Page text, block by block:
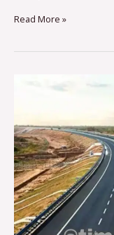
Read More »
में
फोरलेन
सडक़ों
का
नेटवर्क
बिछेगा…